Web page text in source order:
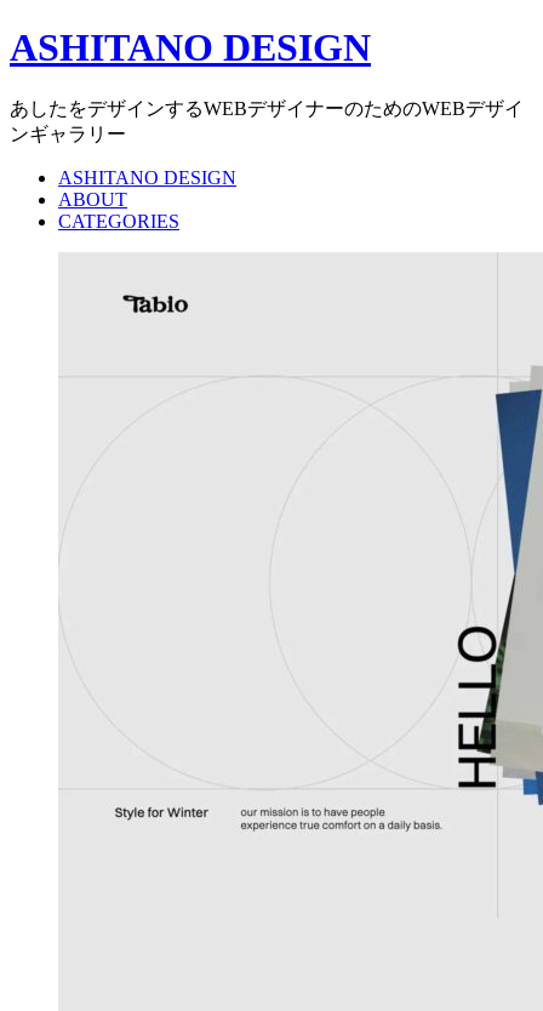
ASHITANO DESIGN
あしたをデザインするWEBデザイナーのためのWEBデザイ
ンギャラリー
ASHITANO DESIGN
ABOUT
CATEGORIES